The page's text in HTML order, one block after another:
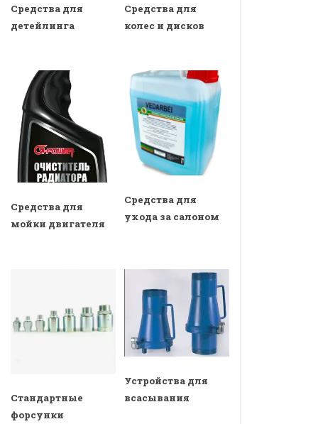
Средства для
детейлинга
Средства для
колес и дисков
Средства для
мойки двигателя
Средства для
ухода за салоном
Стандартные
форсунки
Устройства для
всасывания